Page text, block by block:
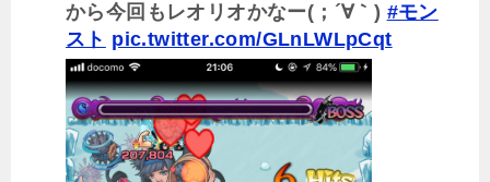
から今回もレオリオかなー(；´∀｀) #モン
スト pic.twitter.com/GLnLWLpCqt